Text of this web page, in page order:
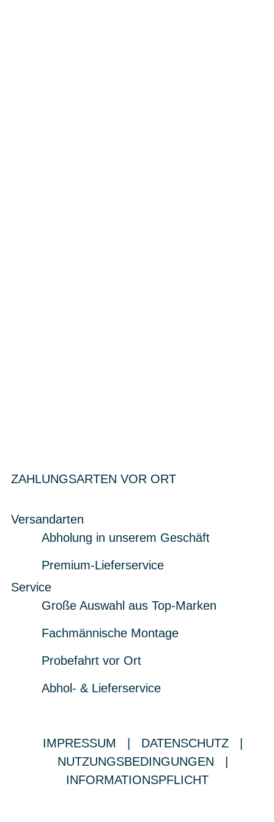
ZAHLUNGSARTEN VOR ORT
Versandarten
Abholung in unserem Geschäft
Premium-Lieferservice
Service
Große Auswahl aus Top-Marken
Fachmännische Montage
Probefahrt vor Ort
Abhol- & Lieferservice
IMPRESSUM DATENSCHUTZ
NUTZUNGSBEDINGUNGEN
INFORMATIONSPFLICHT